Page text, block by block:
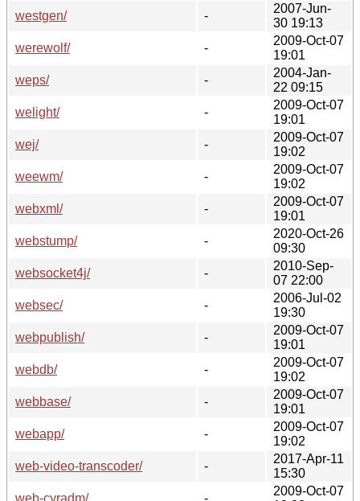
westgen/
-
2007-Jun-
30 19:13
werewolf/
-
2009-Oct-07
19:01
weps/
-
2004-Jan-
22 09:15
welight/
-
2009-Oct-07
19:01
wej/
-
2009-Oct-07
19:02
weewm/
-
2009-Oct-07
19:02
webxml/
-
2009-Oct-07
19:01
webstump/
-
2020-Oct-26
09:30
websocket4j/
-
2010-Sep-
07 22:00
websec/
-
2006-Jul-02
19:30
webpublish/
-
2009-Oct-07
19:01
webdb/
-
2009-Oct-07
19:02
webbase/
-
2009-Oct-07
19:01
webapp/
-
2009-Oct-07
19:02
web-video-transcoder/
-
2017-Apr-11
15:30
web-cyradm/
-
2009-Oct-07